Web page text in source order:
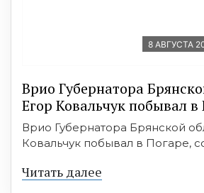
8 АВГУСТА
Врио Губернатора
Егор Ковальчук побывал в
Врио Губернатора Брянской
Ковальчук побывал в Погаре,
Читать далее